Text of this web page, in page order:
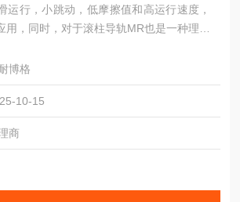
运行，小跳动，低摩擦值和高运行速度，
用，同时，对于滚柱导轨MR也是一种理想
块BMW25JG1-V1轴承导轨
博格
10-15
商